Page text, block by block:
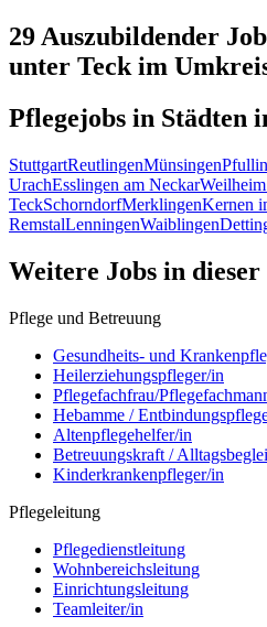
29 Auszubildender
unter Teck im
Pflegejobs in Städten
StuttgartReutlingenMünsingen
UrachEsslingen am Neckar
TeckSchorndorfMerklingenKernen
RemstalLenningenWaiblingen
Weitere Jobs in
Pflege und Betreuung
Gesundheits- und
Heilerziehungspfleger/in
Pflegefachfrau/
Hebamme /
Altenpflegehelfer/in
Betreuungskraft /
Kinderkrankenpfleger/in
Pflegeleitung
Pflegedienstleitung
Wohnbereichsleitung
Einrichtungsleitung
Teamleiter/in